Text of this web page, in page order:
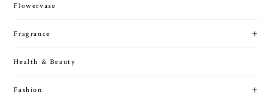
Flowervase
Fragrance
Health & Beauty
Fashion